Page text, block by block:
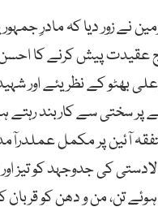
نے زور دیا کہ مادرِ
عقیدت پیش کرنے کا
علی بھٹو کے نظریئے اور
پر سختی سے کاربند
متفقہ آئین پر مکمل
کی جدوجہد کو تیز
تن، من و دھن کو قربان